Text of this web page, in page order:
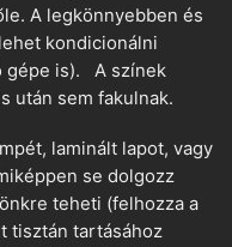
A legkönnyebben és
kondicionálni
gépe is). A színek
után sem fakulnak.
laminált lapot, vagy
se dolgozz
teheti (felhozza a
tisztán tartásához